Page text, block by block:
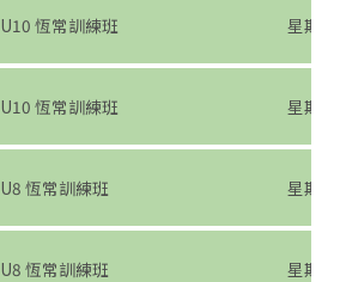
U10 恆常訓練班 星期
U10 恆常訓練班 星期
U8 恆常訓練班 星期
U8 恆常訓練班 星期